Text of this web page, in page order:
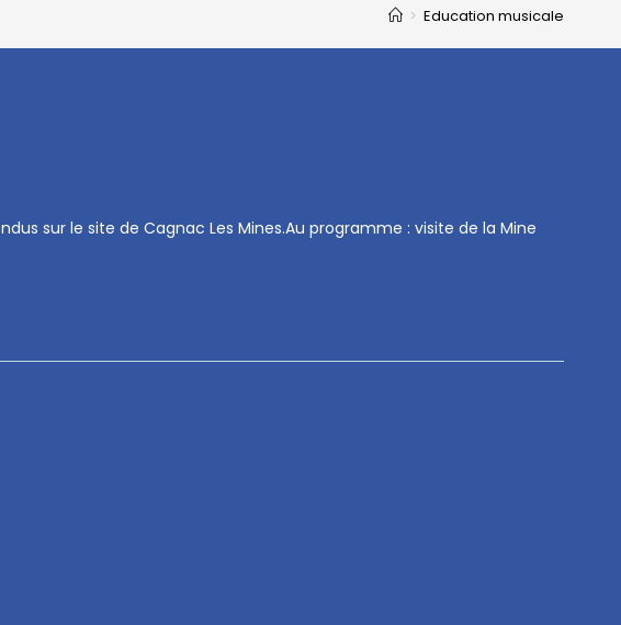
> Education musicale
sur le site de Cagnac Les Mines.Au programme : visite de la Mine